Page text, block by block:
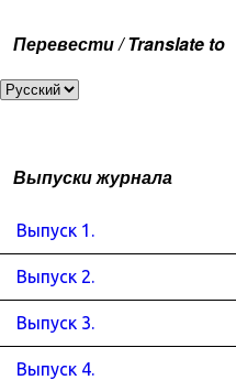
Перевести / Translate to
Выпуски журнала
Выпуск 1.
Выпуск 2.
Выпуск 3.
Выпуск 4.